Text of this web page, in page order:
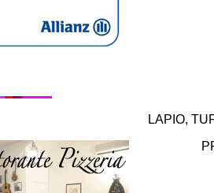
LAPIO,